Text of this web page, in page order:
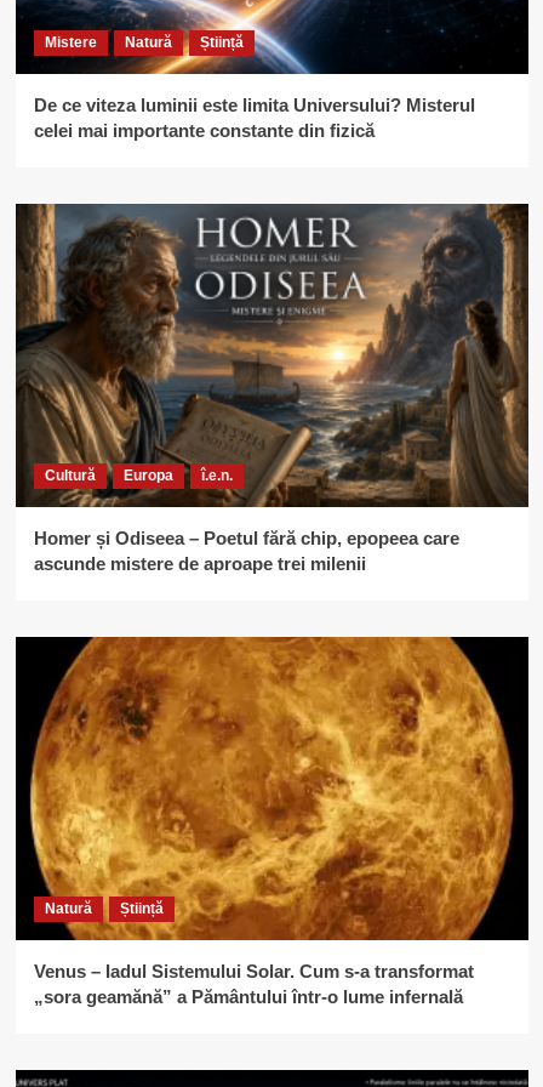
Mistere Natură Știință
De ce viteza luminii este limita Universului? Misterul
celei mai importante constante din fizică
Cultură Europa î.e.n.
Homer și Odiseea – Poetul fără chip, epopeea care
ascunde mistere de aproape trei milenii
Natură Știință
Venus – Iadul Sistemului Solar. Cum s-a transformat
„sora geamănă” a Pământului într-o lume infernală